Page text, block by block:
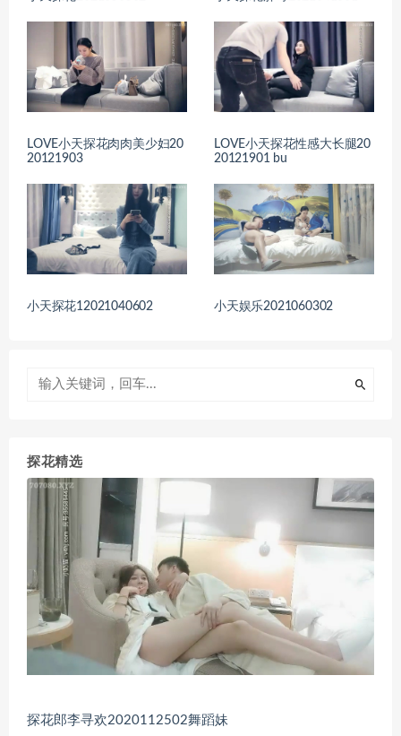
LOVE小天探花肉肉美少妇20
20121903
LOVE小天探花性感大长腿20
20121901 bu
小天探花12021040602 小天娱乐2021060302
探花精选
探花郎李寻欢2020112502舞蹈妹